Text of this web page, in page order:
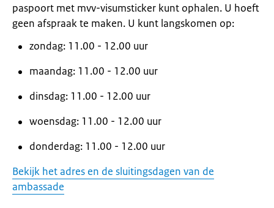
paspoort met mvv-visumsticker kunt ophalen. U hoeft
geen afspraak te maken. U kunt langskomen op:
zondag: 11.00 - 12.00 uur
maandag: 11.00 - 12.00 uur
dinsdag: 11.00 - 12.00 uur
woensdag: 11.00 - 12.00 uur
donderdag: 11.00 - 12.00 uur
Bekijk het adres en de sluitingsdagen van de
ambassade